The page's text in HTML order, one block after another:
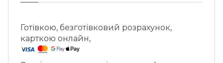
представити найпопулярніші сорти
винограду.
Готівкою, безготівковий розрахунок,
карткою онлайн,